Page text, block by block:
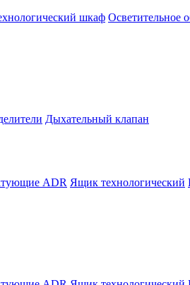
шкаф Осветительное
Дыхательный клапан
ADR Ящик технологический